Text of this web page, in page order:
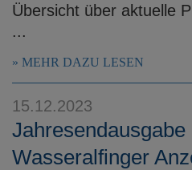
Übersicht über aktuelle
...
MEHR DAZU LESEN
15.12.2023
Jahresendausgabe
Wasseralfinger